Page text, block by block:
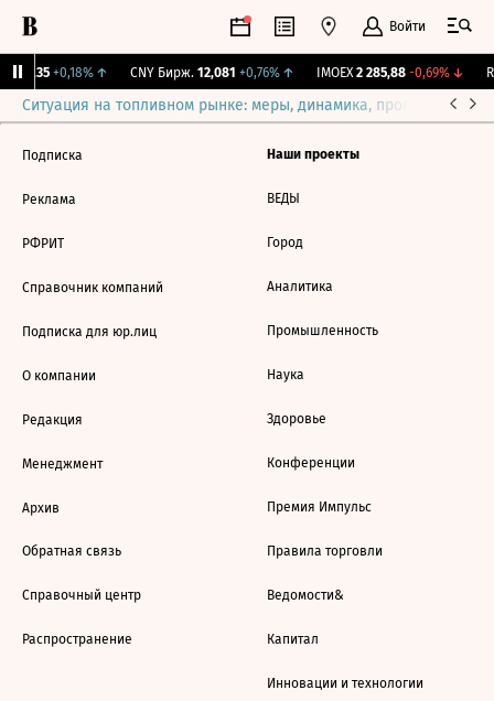
Войти
115,35 +0,18%↑ CNY Бирж. 12,081 +0,76%↑ IMOEX 2 285,88 -0,69%↓
Ситуация на топливном рынке: меры, динамика, прогнозы
Подписка
Реклама
РФРИТ
Справочник компаний
Подписка для юр.лиц
О компании
Редакция
Менеджмент
Архив
Обратная связь
Справочный центр
Распространение
Наши проекты
ВЕДЫ
Город
Аналитика
Промышленность
Наука
Здоровье
Конференции
Премия Импульс
Правила торговли
Ведомости&
Капитал
Инновации и технологии